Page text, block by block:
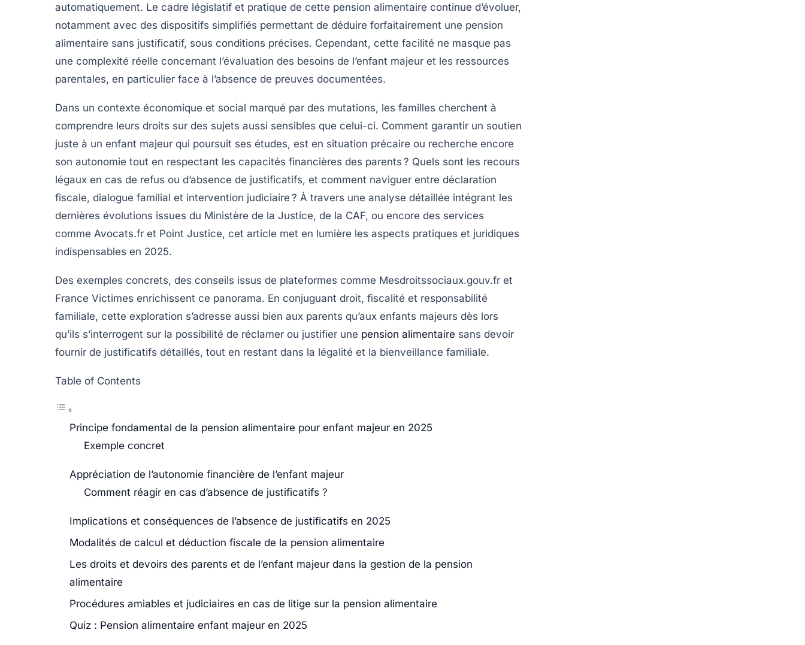
automatiquement. Le cadre législatif et pratique de cette pension alimentaire continue d’évoluer,
notamment avec des dispositifs simplifiés permettant de déduire forfaitairement une pension
alimentaire sans justificatif, sous conditions précises. Cependant, cette facilité ne masque pas
une complexité réelle concernant l’évaluation des besoins de l’enfant majeur et les ressources
parentales, en particulier face à l’absence de preuves documentées.
Dans un contexte économique et social marqué par des mutations, les familles cherchent à
comprendre leurs droits sur des sujets aussi sensibles que celui-ci. Comment garantir un soutien
juste à un enfant majeur qui poursuit ses études, est en situation précaire ou recherche encore
son autonomie tout en respectant les capacités financières des parents ? Quels sont les recours
légaux en cas de refus ou d’absence de justificatifs, et comment naviguer entre déclaration
fiscale, dialogue familial et intervention judiciaire ? À travers une analyse détaillée intégrant les
dernières évolutions issues du Ministère de la Justice, de la CAF, ou encore des services
comme Avocats.fr et Point Justice, cet article met en lumière les aspects pratiques et juridiques
indispensables en 2025.
Des exemples concrets, des conseils issus de plateformes comme Mesdroitssociaux.gouv.fr et
France Victimes enrichissent ce panorama. En conjuguant droit, fiscalité et responsabilité
familiale, cette exploration s’adresse aussi bien aux parents qu’aux enfants majeurs dès lors
qu’ils s’interrogent sur la possibilité de réclamer ou justifier une pension alimentaire sans devoir
fournir de justificatifs détaillés, tout en restant dans la légalité et la bienveillance familiale.
Table of Contents
Principe fondamental de la pension alimentaire pour enfant majeur en 2025
Exemple concret
Appréciation de l’autonomie financière de l’enfant majeur
Comment réagir en cas d’absence de justificatifs ?
Implications et conséquences de l’absence de justificatifs en 2025
Modalités de calcul et déduction fiscale de la pension alimentaire
Les droits et devoirs des parents et de l’enfant majeur dans la gestion de la pension
alimentaire
Procédures amiables et judiciaires en cas de litige sur la pension alimentaire
Quiz : Pension alimentaire enfant majeur en 2025